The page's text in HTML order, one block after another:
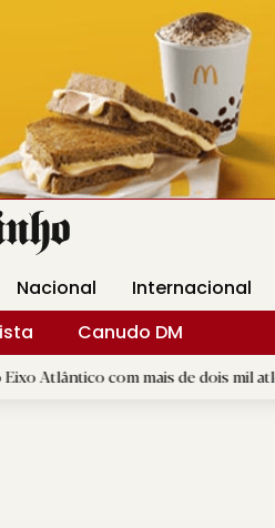
DM Arquidiocese Braga
Nacional
Internacional
Canudo DM
com mais de dois mil atletas |